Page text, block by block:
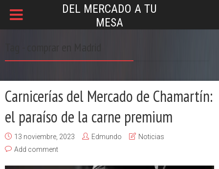
DEL MERCADO A TU
MESA
Carnicerías del Mercado de Chamartín:
el paraíso de la carne premium
13 noviembre, 2023 Edmundo
Noticias
Add comment